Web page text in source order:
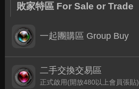
敗家特區 For Sale or Trade
一起團購區 Group Buy
二手交換交易區
正式啟用(開放480以上會員張貼)